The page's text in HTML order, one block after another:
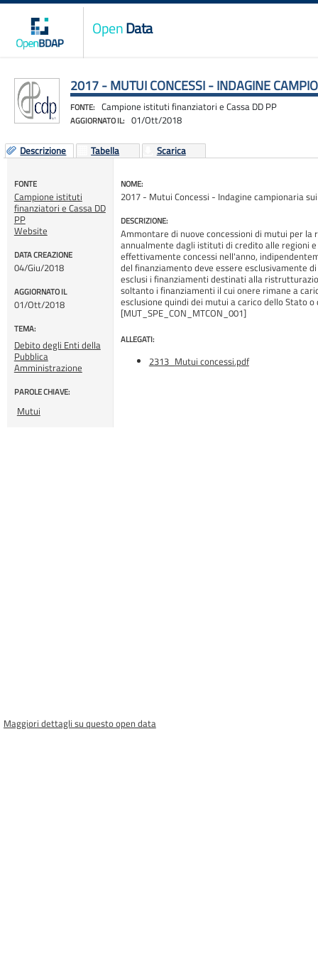
OpenData
2017 - MUTUI CONCESSI - INDAGINE
FONTE: Campione istituti finanziatori e Cassa DD PP
AGGIORNATO IL: 01/Ott/2018
Descrizione Tabella Scarica
FONTE
Campione istituti
finanziatori e Cassa DD
PP
Website
DATA CREAZIONE
04/Giu/2018
AGGIORNATO IL
01/Ott/2018
TEMA:
Debito degli Enti della
Pubblica
Amministrazione
PAROLE CHIAVE:
Mutui
NOME:
2017 - Mutui Concessi - Indagine campionaria
DESCRIZIONE:
Ammontare di nuove concessioni di mutui per
annualmente dagli istituti di credito alle regioni
effettivamente concessi nell'anno,
del finanziamento deve essere esclusivamente
esclusi i finanziamenti destinati alla
soltanto i finanziamenti il cui onere rimane a
esclusione quindi dei mutui a carico dello Stato
[MUT_SPE_CON_MTCON_001]
ALLEGATI:
2313_Mutui concessi.pdf
Maggiori dettagli su questo open data